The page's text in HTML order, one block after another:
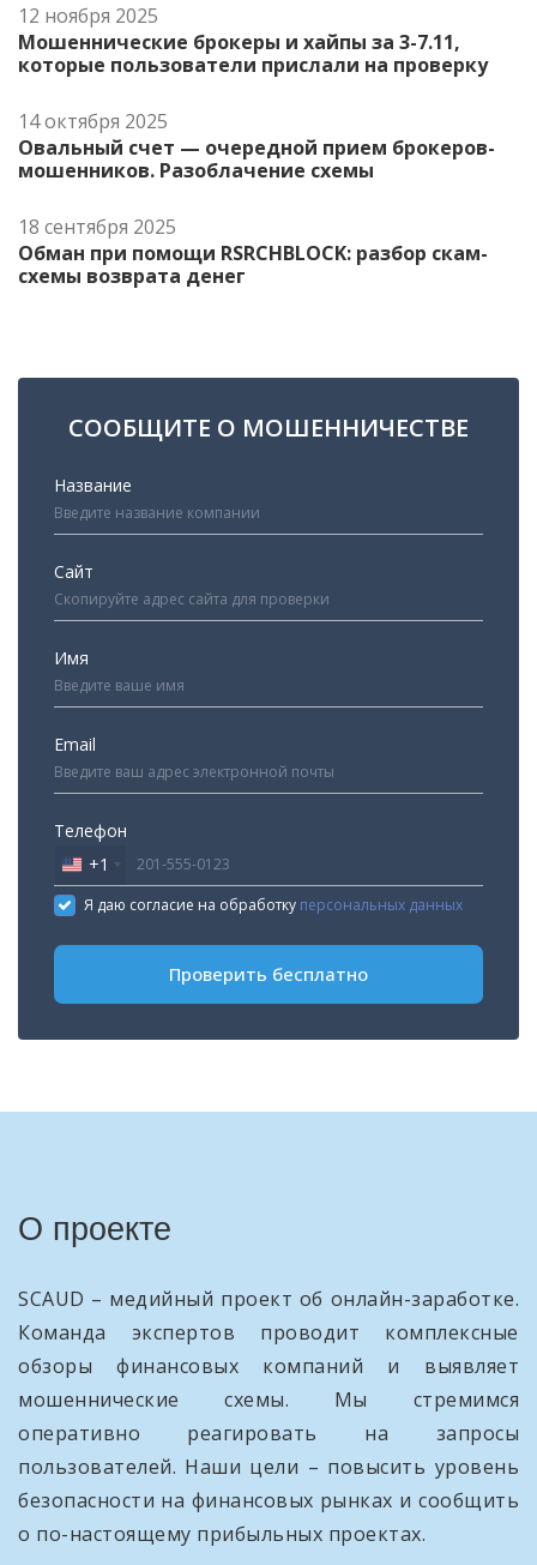
12 ноября 2025
Мошеннические брокеры и хайпы за 3-7.11,
которые пользователи прислали на проверку
14 октября 2025
Овальный счет — очередной прием брокеров-
мошенников. Разоблачение схемы
18 сентября 2025
Обман при помощи RSRCHBLOCK: разбор скам-
схемы возврата денег
СООБЩИТЕ О МОШЕННИЧЕСТВЕ
Название
Сайт
Имя
Email
Телефон
United
States
+1
+1
Я даю согласие на обработку персональных данных
Проверить бесплатно
О проекте
SCAUD – медийный проект об онлайн-заработке.
Команда экспертов проводит комплексные
обзоры финансовых компаний и выявляет
мошеннические схемы. Мы стремимся
оперативно реагировать на запросы
пользователей. Наши цели – повысить уровень
безопасности на финансовых рынках и сообщить
о по-настоящему прибыльных проектах.